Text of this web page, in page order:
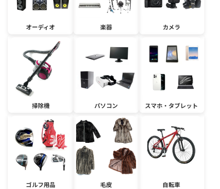
オーディオ 楽器 カメラ
掃除機 パソコン スマホ・タブレット
ゴルフ用品 毛皮 自転車